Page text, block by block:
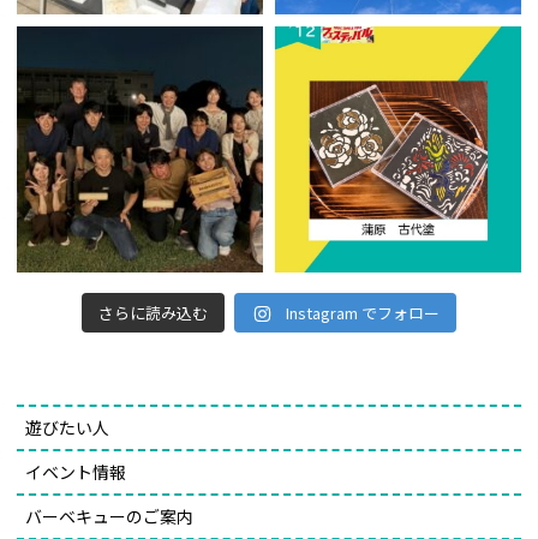
さらに読み込む Instagram でフォロー
遊びたい人
イベント情報
バーベキューのご案内